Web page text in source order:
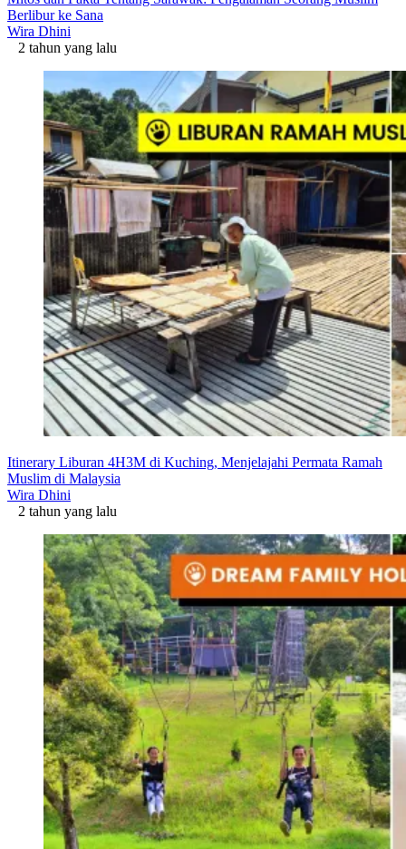
Berlibur ke Sana
Wira Dhini
2 tahun yang lalu
Itinerary Liburan 4H3M di Kuching, Menjelajahi Permata Ramah
Muslim di Malaysia
Wira Dhini
2 tahun yang lalu